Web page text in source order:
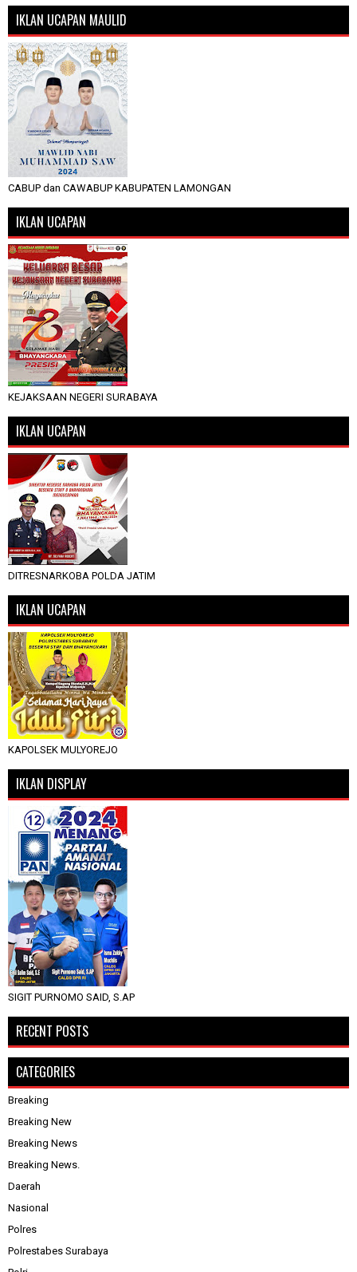
IKLAN UCAPAN MAULID
CABUP dan CAWABUP KABUPATEN LAMONGAN
IKLAN UCAPAN
KEJAKSAAN NEGERI SURABAYA
IKLAN UCAPAN
DITRESNARKOBA POLDA JATIM
IKLAN UCAPAN
KAPOLSEK MULYOREJO
IKLAN DISPLAY
SIGIT PURNOMO SAID, S.AP
RECENT POSTS
CATEGORIES
Breaking
Breaking New
Breaking News
Breaking News.
Daerah
Nasional
Polres
Polrestabes Surabaya